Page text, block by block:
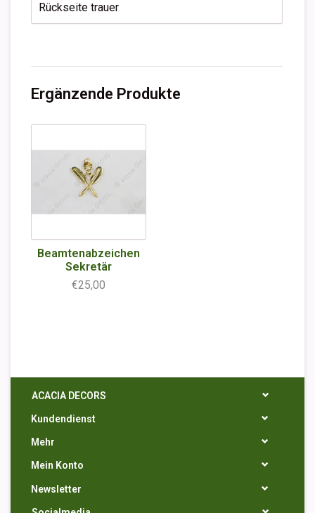
Rückseite trauer
Ergänzende Produkte
Beamtenabzeichen
Sekretär
€25,00
ACACIA DECORS
Kundendienst
Mehr
Mein Konto
Newsletter